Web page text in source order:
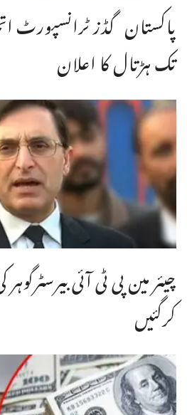
پاکستان گڈز ٹرانسپورٹ
تک ہڑتال کا اعلان
چیئر مین پی ٹی آئی
کرگئیں